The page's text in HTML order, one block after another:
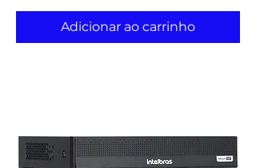
Adicionar ao carrinho